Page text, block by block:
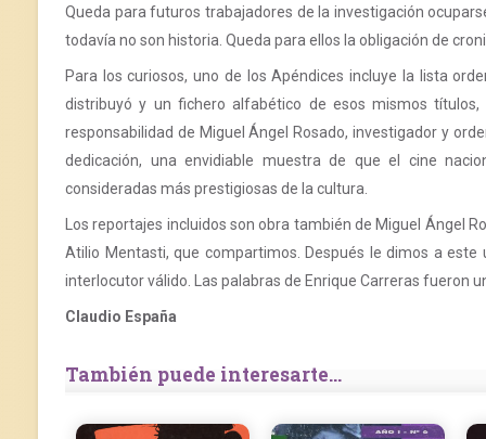
Queda para futuros trabajadores de la investigación
todavía no son historia. Queda para ellos la obligación de
Para los curiosos, uno de los Apéndices incluye la lista
distribuyó y un fichero alfabético de esos mismos
responsabilidad de Miguel Ángel Rosado, investigador y
dedicación, una envidiable muestra de que el cine
consideradas más prestigiosas de la cultura.
Los reportajes incluidos son obra también de Miguel Ángel
Atilio Mentasti, que compartimos. Después le dimos a
interlocutor válido. Las palabras de Enrique Carreras fueron
Claudio España
También puede interesarte...